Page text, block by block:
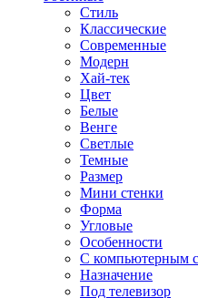
Стиль
Классические
Современные
Модерн
Хай-тек
Цвет
Белые
Венге
Светлые
Темные
Размер
Мини стенки
Форма
Угловые
Особенности
С компьютерным
Назначение
Под телевизор